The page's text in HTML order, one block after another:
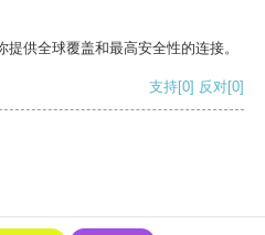
供全球覆盖和最高安全性的连接。
支持[0] 反对[0]